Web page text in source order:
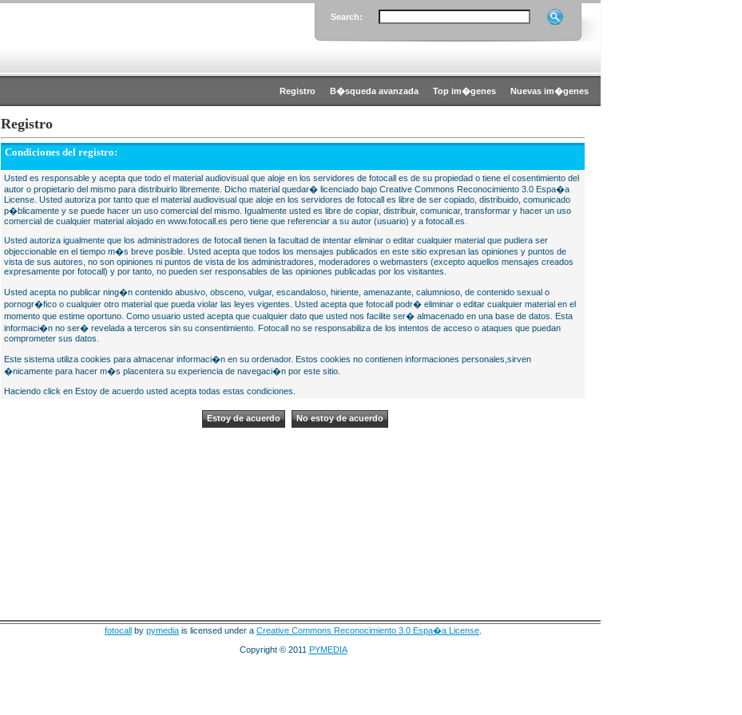
Search:
Registro B�squeda avanzada Top im�genes Nuevas im�genes
Registro
Condiciones del registro:
Usted es responsable y acepta que todo el material audiovisual que aloje en los servidores de fotocall es de su propiedad o tiene el cosentimiento del
autor o propietario del mismo para distribuirlo libremente. Dicho material quedar� licenciado bajo Creative Commons Reconocimiento 3.0 Espa�a
License. Usted autoriza por tanto que el material audiovisual que aloje en los servidores de fotocall es libre de ser copiado, distribuido, comunicado
p�blicamente y se puede hacer un uso comercial del mismo. Igualmente usted es libre de copiar, distribuir, comunicar, transformar y hacer un uso
comercial de cualquier material alojado en www.fotocall.es pero tiene que referenciar a su autor (usuario) y a fotocall.es.
Usted autoriza igualmente que los administradores de fotocall tienen la facultad de intentar eliminar o editar cualquier material que pudiera ser
objeccionable en el tiempo m�s breve posible. Usted acepta que todos los mensajes publicados en este sitio expresan las opiniones y puntos de
vista de sus autores, no son opiniones ni puntos de vista de los administradores, moderadores o webmasters (excepto aquellos mensajes creados
expresamente por fotocall) y por tanto, no pueden ser responsables de las opiniones publicadas por los visitantes.
Usted acepta no publicar ning�n contenido abusivo, obsceno, vulgar, escandaloso, hiriente, amenazante, calumnioso, de contenido sexual o
pornogr�fico o cualquier otro material que pueda violar las leyes vigentes. Usted acepta que fotocall podr� eliminar o editar cualquier material en el
momento que estime oportuno. Como usuario usted acepta que cualquier dato que usted nos facilite ser� almacenado en una base de datos. Esta
informaci�n no ser� revelada a terceros sin su consentimiento. Fotocall no se responsabiliza de los intentos de acceso o ataques que puedan
comprometer sus datos.
Este sistema utiliza cookies para almacenar informaci�n en su ordenador. Estos cookies no contienen informaciones personales,sirven
�nicamente para hacer m�s placentera su experiencia de navegaci�n por este sitio.
Haciendo click en Estoy de acuerdo usted acepta todas estas condiciones.
fotocall by pymedia is licensed under a Creative Commons Reconocimiento 3.0 Espa�a License
Copyright © 2011 PYMEDIA